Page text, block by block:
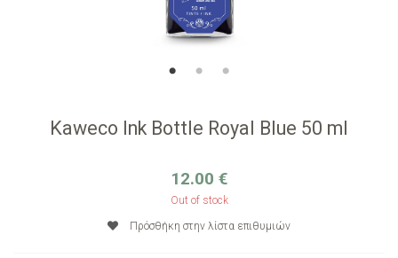
Kaweco Ink Bottle Royal Blue 50 ml
12.00 €
Out of stock
Πρόσθήκη στην λίστα επιθυμιών